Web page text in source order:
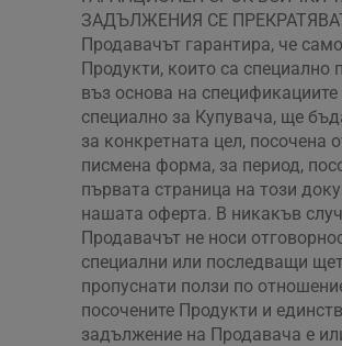
ЗАДЪЛЖЕНИЯ СЕ
Продавачът гарантира, че
Продукти, които са специално
въз основа на
специално за Купувача, ще
за конкретната цел, посочена
писмена форма, за период,
първата страница на този
нашата оферта. В никакъв
Продавачът не носи
специални или последващи
пропуснати ползи по
посочените Продукти и
задължение на Продавача е